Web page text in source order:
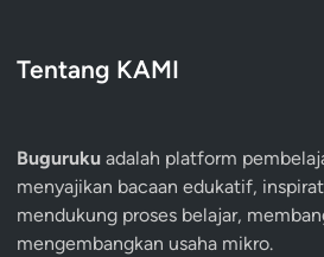
Tentang KAMI
Buguruku adalah platform
menyajikan bacaan edukatif,
mendukung proses belajar,
mengembangkan usaha mikro.